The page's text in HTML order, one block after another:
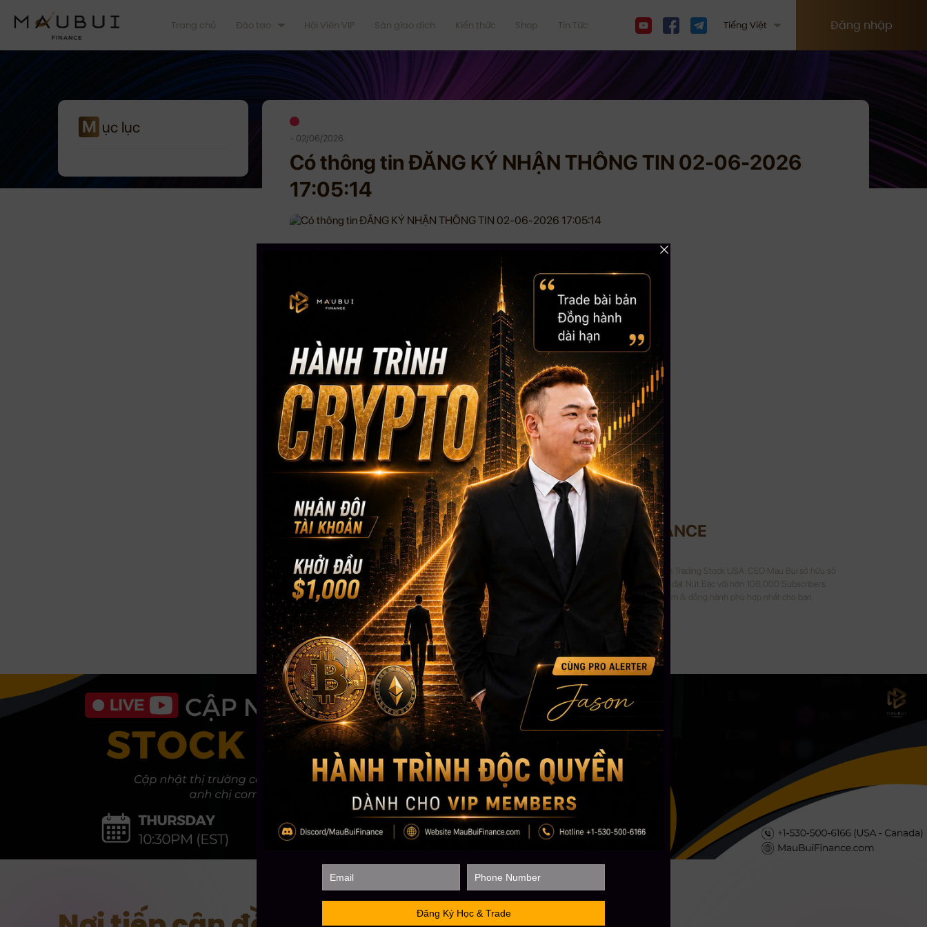
Trang chủ Đào tạo Hội Viên VIP Sàn giao dịch Kiến thức Shop Tin Tức Tiếng Việt Đăng nhập
M ục lục
- 02/06/2026
Có thông tin ĐĂNG KÝ NHẬN THÔNG TIN 02-06-2026
17:05:14
FOUNDER & CEO MAU BUI FINANCE
CEO MBF
Với kinh nghiệm chinh chiến gần 12 năm Trading Crypto và 8 năm Trading Stock USA. CEO Mau Bui sở hữu số
lượng học viên trên toàn cầu lên đến gần 5000+, kênh Youtube đạt Nút Bạc với hơn 108,000 Subscribers.
CEO Mau Bui sẽ là người coaching hướng dẫn, chia sẻ kinh nghiệm & đồng hành phù hợp nhất cho bạn.